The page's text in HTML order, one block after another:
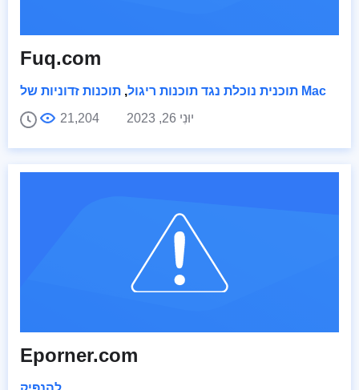
Fuq.com
תוכנית נוכלת נגד תוכנות ריגול,
תוכנות זדוניות של Mac
יוּנִי 26, 2023
21,204
Eporner.com